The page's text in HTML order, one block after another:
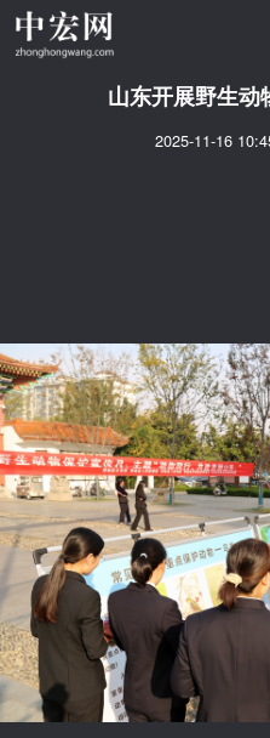
山东开展野生动
2025-11-16